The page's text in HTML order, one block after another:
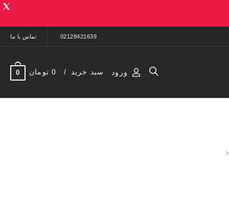
02128421639 تماس با ما
ورود سبد خرید 0 تومان 0